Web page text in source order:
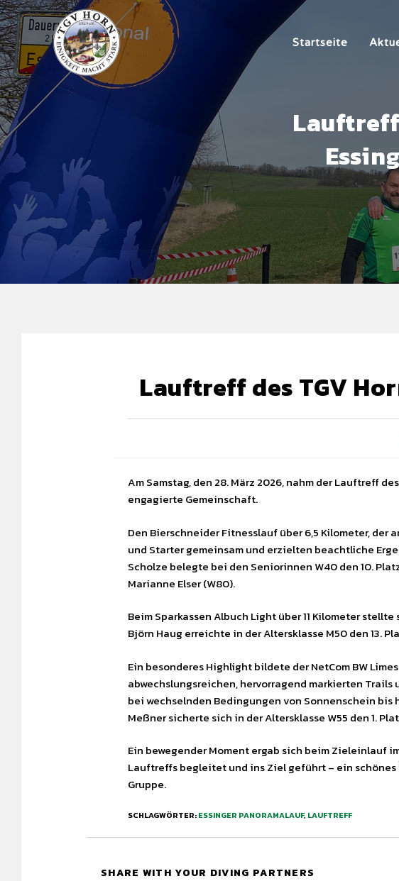
Startseite
Lauftreff
Lauftreff des TGV
Am Samstag, den 28. März 2026, nahm der Lauftreff
engagierte Gemeinschaft.
Den Bierschneider Fitnesslauf über 6,5 Kilometer,
und Starter gemeinsam und erzielten beachtliche
Scholze belegte bei den Seniorinnen W40 den 10.
Marianne Elser (W80).
Beim Sparkassen Albuch Light über 11 Kilometer
Björn Haug erreichte in der Altersklasse M50 den 13.
Ein besonderes Highlight bildete der NetCom BW
abwechslungsreichen, hervorragend markierten
bei wechselnden Bedingungen von Sonnenschein bis
Meßner sicherte sich in der Altersklasse W55 den 1.
Ein bewegender Moment ergab sich beim Zieleinlauf
Lauftreffs begleitet und ins Ziel geführt – ein
Gruppe.
SCHLAGWÖRTER:ESSINGER PANORAMALAUF, LAUFTREFF
SHARE WITH YOUR DIVING PARTNERS